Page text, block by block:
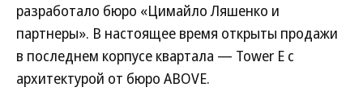
разработало бюро «Цимайло Ляшенко и
партнеры». В настоящее время открыты продажи
в последнем корпусе квартала — Tower E с
архитектурой от бюро ABOVE.